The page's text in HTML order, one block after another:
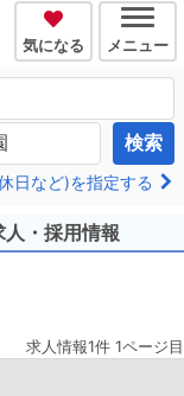
気になる メニュー
検索
日など)を指定する
・採用情報
求人情報1件 1ページ目